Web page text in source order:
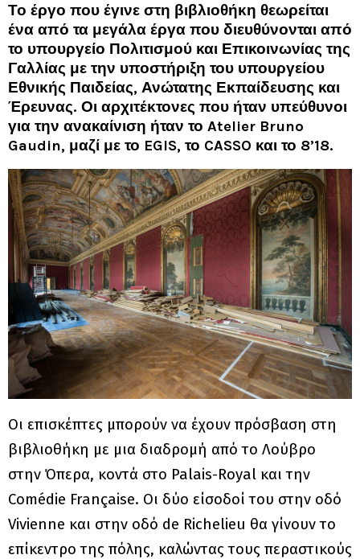
Το έργο που έγινε στη βιβλιοθήκη θεωρείται
ένα από τα μεγάλα έργα που διευθύνονται από
το υπουργείο Πολιτισμού και Επικοινωνίας της
Γαλλίας με την υποστήριξη του υπουργείου
Εθνικής Παιδείας, Ανώτατης Εκπαίδευσης και
Έρευνας. Οι αρχιτέκτονες που ήταν υπεύθυνοι
για την ανακαίνιση ήταν το Atelier Bruno
Gaudin, μαζί με το EGIS, το CASSO και το 8’18.
Οι επισκέπτες μπορούν να έχουν πρόσβαση στη
βιβλιοθήκη με μια διαδρομή από το Λούβρο
στην Όπερα, κοντά στο Palais-Royal και την
Comédie Française. Οι δύο είσοδοί του στην οδό
Vivienne και στην οδό de Richelieu θα γίνουν το
επίκεντρο της πόλης, καλώντας τους περαστικούς